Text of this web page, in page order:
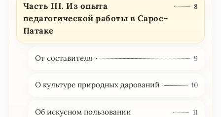
Часть III. Из опыта
педагогической работы в Сарос–
Патаке
8
От составителя 9
О культуре природных дарований 10
Об искусном пользовании
11